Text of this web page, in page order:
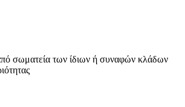
σωματεία των ίδιων ή συναφών κλάδων